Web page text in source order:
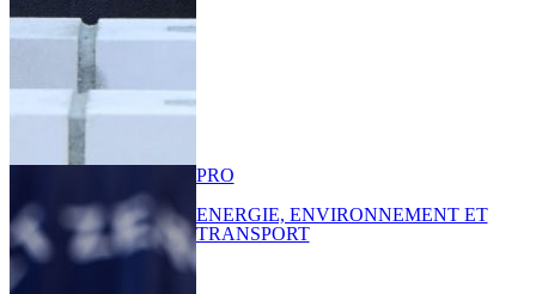
PRO
ENERGIE, ENVIRONNEMENT ET
TRANSPORT